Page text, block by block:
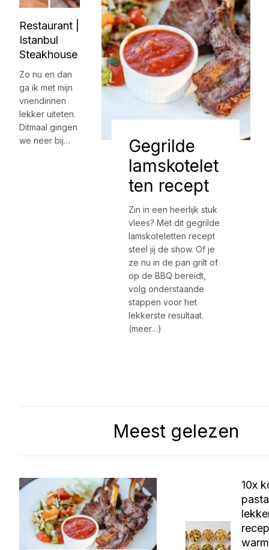
Restaurant |
Istanbul
Steakhouse
Zo nu en dan
ga ik met mijn
vriendinnen
lekker uiteten.
Ditmaal gingen
we neer bij…
Gegrilde
lamskotelet
ten recept
Zin in een heerlijk stuk
vlees? Met dit gegrilde
lamskoteletten recept
steel jij de show. Of je
ze nu in de pan grilt of
op de BBQ bereidt,
volg onderstaande
stappen voor het
lekkerste resultaat.
(meer…)
Meest gelezen
10x